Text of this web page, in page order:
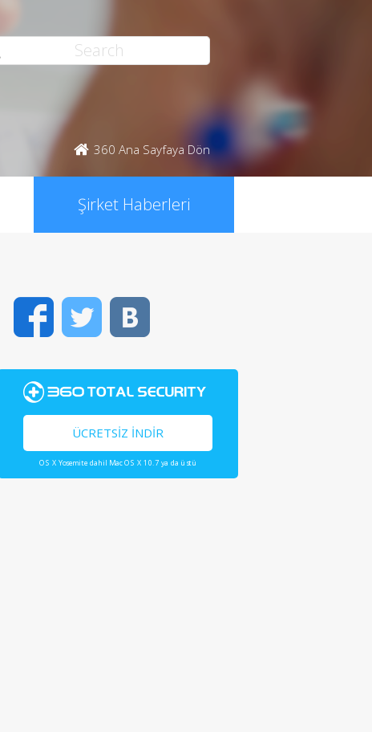
360 Ana Sayfaya Dön
Şirket Haberleri
FacebookTwitter
ÜCRETSIZ İNDIR
OS X Yosemite dahil Mac OS X 10.7 ya da üstü